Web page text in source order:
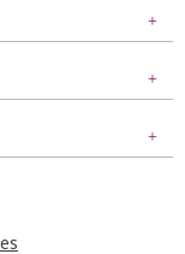
Col en V.
sur l'ensemble
porte un t-shirt